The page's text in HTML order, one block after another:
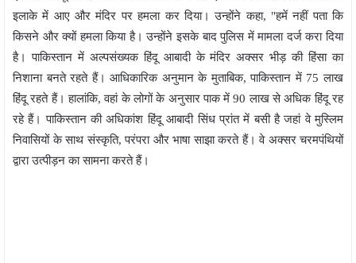
इलाके में आए और मंदिर पर हमला कर दिया। उन्होंने कहा, "हमें नहीं पता कि
किसने और क्यों हमला किया है। उन्होंने इसके बाद पुलिस में मामला दर्ज करा दिया
है। पाकिस्तान में अल्पसंख्यक हिंदू आबादी के मंदिर अक्सर भीड़ की हिंसा का
निशाना बनते रहते हैं। आधिकारिक अनुमान के मुताबिक, पाकिस्तान में 75 लाख
हिंदू रहते हैं। हालांकि, वहां के लोगों के अनुसार पाक में 90 लाख से अधिक हिंदू रह
रहे हैं। पाकिस्तान की अधिकांश हिंदू आबादी सिंध प्रांत में बसी है जहां वे मुस्लिम
निवासियों के साथ संस्कृति, परंपरा और भाषा साझा करते हैं। वे अक्सर चरमपंथियों
द्वारा उत्पीड़न का सामना करते हैं।